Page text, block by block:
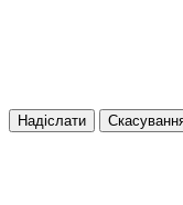
Надіслати